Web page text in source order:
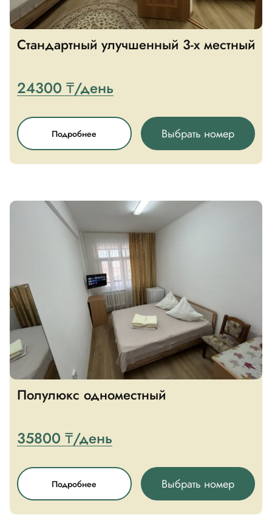
Стандартный улучшенный 3-х местный
24300 ₸/день
Подробнее Выбрать номер
Полулюкс одноместный
35800 ₸/день
Подробнее Выбрать номер